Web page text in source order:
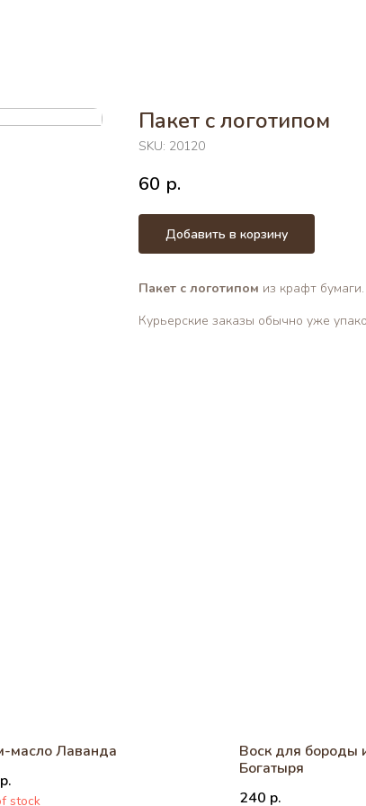
Пакет с логотипом
SKU: 20120
60 р.
Добавить в корзину
Пакет с логотипом из крафт
Курьерские заказы обычно уже
масло Лаванда
р.
stock
Воск для бороды
Богатыря
240 р.